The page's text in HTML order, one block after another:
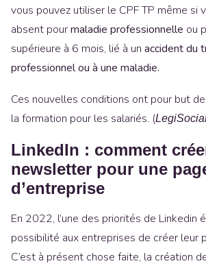
vous pouvez utiliser le CPF TP même si
absent pourmaladie professionnelle ou
supérieure à 6 mois, lié à un accident du
professionnel ou à une maladie.
Ces nouvelles conditions ont pour but
la formation pour les salariés. (
LinkedIn : comment
newsletter pour une
d’entreprise
En 2022, l’une des priorités de Linkedin
possibilité aux entreprises de créer leur
C’est à présent chose faite, la création